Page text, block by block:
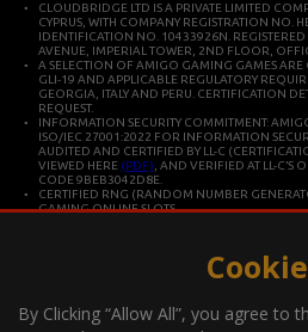
CLOUDBRIDGE LTD IS A PRIVATE LIMITED
CYPRUS, WITH COMPANY REGISTRATION NO.
IDENTIFICATION NO. 10433926N.
AVENUE, IMPERIAL TOWER, 2ND FLOOR,
A SELECTION OF AMIGO GAMING GAMES ARE
GLI-19 AND APPLICABLE REGULATORY
GEORGIA, ITALY AND PERU. CERTIFICATION
REQUEST.
INFORMATION SECURITY COMMITMENT:
ISO/IEC 27001:2022 FOR INFORMATION
AUDITED AND CERTIFIED BY LL-C
VIEWED HERE (PDF) , AND VERIFIED AT LL-C’S
CODE 9BEB3042D8E.
CERTIFIED RNG (RANDOM NUMBER
GAMING ONLINE SLOTS.
AND INFORMATION SECURITY.
*Gambling can be addictive, play responsibly
Information about the player support measures
By Clicking “Allow All”, you agree to